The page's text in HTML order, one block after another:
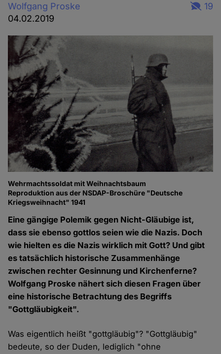
Wolfgang Proske
04.02.2019
19
Wehrmachtssoldat mit Weihnachtsbaum
Reproduktion aus der NSDAP-Broschüre "Deutsche
Kriegsweihnacht" 1941
Eine gängige Polemik gegen Nicht-Gläubige ist,
dass sie ebenso gottlos seien wie die Nazis. Doch
wie hielten es die Nazis wirklich mit Gott? Und gibt
es tatsächlich historische Zusammenhänge
zwischen rechter Gesinnung und Kirchenferne?
Wolfgang Proske nähert sich diesen Fragen über
eine historische Betrachtung des Begriffs
"Gottgläubigkeit".
Was eigentlich heißt "gottgläubig"? "Gottgläubig"
bedeute, so der Duden, lediglich "ohne